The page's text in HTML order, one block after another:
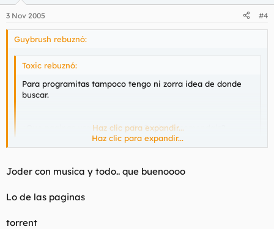
3 Nov 2005 #4
Guybrush rebuznó:
Toxic rebuznó:
Para programitas tampoco tengo ni zorra idea de donde
buscar.
¿Que paginas usais vosotros? ¿Cuales recomendais?
Haz clic para expandir...
Softonic tampoco está mal
Haz clic para expandir...
Joder con musica y todo.. que buenoooo
Lo de las paginas
torrent